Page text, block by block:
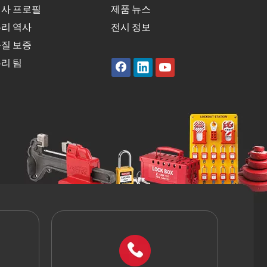
프로필
역사
보증
팀
제품 뉴스
전시 정보